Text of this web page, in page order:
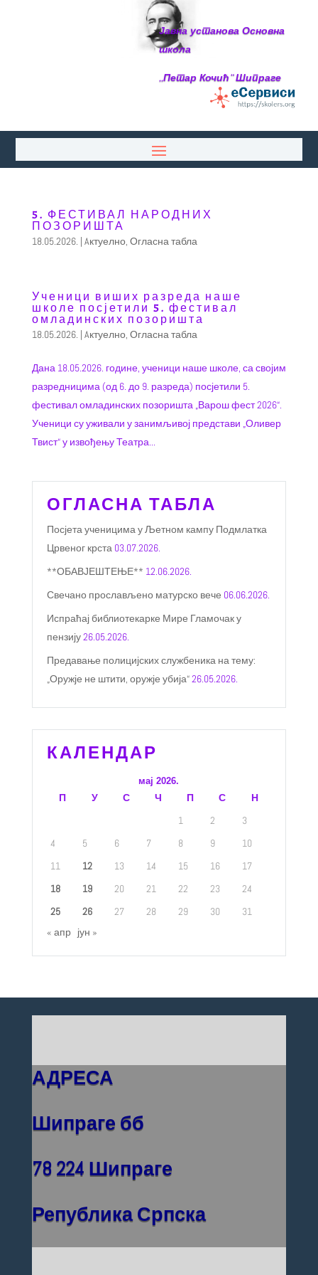
Јавна установа Основна
школа
,,Петар Кочић“ Шипраге
5. ФЕСТИВАЛ НАРОДНИХ
ПОЗОРИШТА
18.05.2026. | Aктуелно, Огласна табла
Ученици виших разреда наше
школе посјетили 5. фестивал
омладинских позоришта
18.05.2026. | Aктуелно, Огласна табла
Дана 18.05.2026. године, ученици наше школе, са својим
разредницима (од 6. до 9. разреда) посјетили 5.
фестивал омладинских позоришта „Варош фест 2026“.
Ученици су уживали у занимљивој представи „Оливер
Твист“ у извођењу Театра...
ОГЛАСНА ТАБЛА
Посјета ученицима у Љетном кампу Подмлатка
Црвеног крста 03.07.2026.
**ОБАВЈЕШТЕЊЕ** 12.06.2026.
Свечано прослављено матурско вече 06.06.2026.
Испраћај библиотекарке Мире Гламочак у
пензију26.05.2026.
Предавање полицијских службеника на тему:
„Оружје не штити, оружје убија“26.05.2026.
КАЛЕНДАР
мај 2026.
П У С Ч П С
Н
1
2
3
4
5 6 7 8 9
10
11
12 13 14 15 16
17
18
19 20 21 22 23
24
25
26 27 28 29 30
31
« апр јун »
АДРЕСА
Шипраге бб
78 224 Шипраге
Република Српска